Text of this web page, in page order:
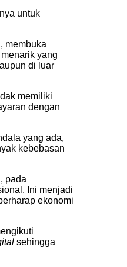
untuk
membuka
yang
di luar
memiliki
dengan
yang ada,
kebebasan
pada
Ini menjadi
ekonomi
sehingga